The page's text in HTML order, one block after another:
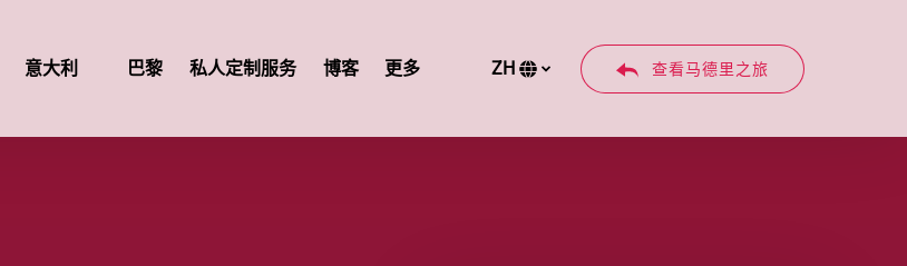
意大利
Open 意大利
Menu
巴黎 私人定制服务 博客 更多
Open More
Menu
您
ZH 查看马德里之旅